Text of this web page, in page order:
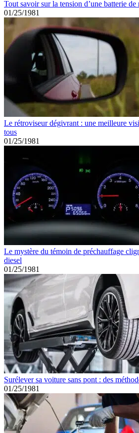
Tout savoir sur la tension d’une batterie de
01/25/1981
Le rétroviseur dégivrant : une meilleure
tous
01/25/1981
Le mystère du témoin de préchauffage
diesel
01/25/1981
Surélever sa voiture sans pont : des
01/25/1981